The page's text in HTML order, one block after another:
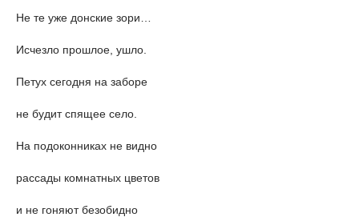
Не те уже донские зори…
Исчезло прошлое, ушло.
Петух сегодня на заборе
не будит спящее село.
На подоконниках не видно
рассады комнатных цветов
и не гоняют безобидно